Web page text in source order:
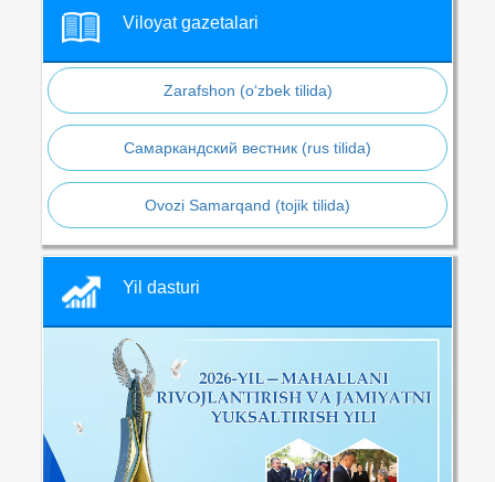
Viloyat gazetalari
Zarafshon (o‘zbek tilida)
Самаркандский вестник (rus tilida)
Ovozi Samarqand (tojik tilida)
Yil dasturi